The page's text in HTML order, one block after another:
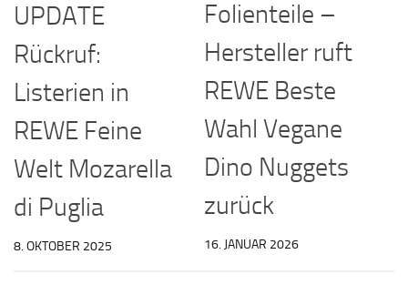
UPDATE
Rückruf:
Listerien in
REWE Feine
Welt Mozarella
di Puglia
8. OKTOBER 2025
Folienteile –
Hersteller ruft
REWE Beste
Wahl Vegane
Dino Nuggets
zurück
16. JANUAR 2026